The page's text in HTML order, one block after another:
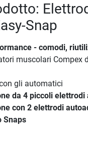
Snap
- comodi,
muscolari Compex
gli automatici
da 4 piccoli elettrodi
con 2 elettrodi
Snaps